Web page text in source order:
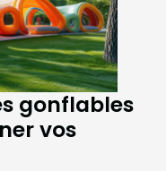
gonflables
vos